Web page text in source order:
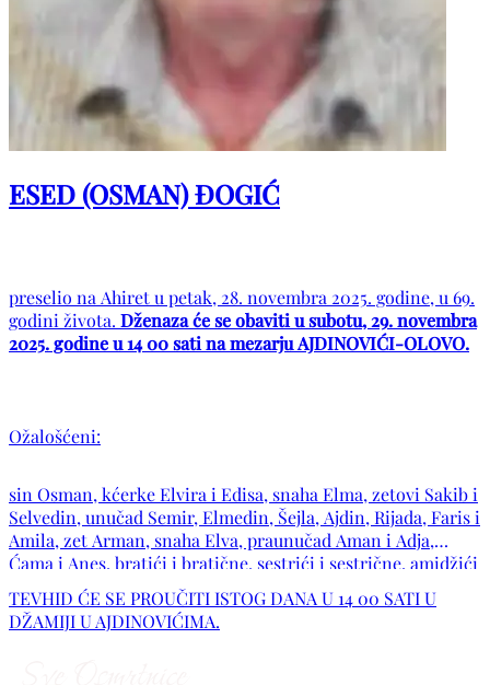
ESED (OSMAN) ĐOGIĆ
preselio na Ahiret u petak, 28. novembra 2025. godine, u 69.
godini života. Dženaza će se obaviti u subotu, 29. novembra
2025. godine u 14 00 sati na mezarju AJDINOVIĆI-OLOVO.
Ožalošćeni:
sin Osman, kćerke Elvira i Edisa, snaha Elma, zetovi Sakib i
Selvedin, unučad Semir, Elmedin, Šejla, Ajdin, Rijada, Faris i
Amila, zet Arman, snaha Elva, praunučad Aman i Adja,
Ćama i Anes, bratići i bratične, sestrići i sestrične, amidžići
i amidžične, daidžići i daidžične, te porodice Đogić, Čelik,
Džaferović, Ahmetović, Proha, Klačar, Husović, Gazdić,
Bašić, Brajan, Bjelić, Rapa i ostala brojna rodbina, prijatelji i
TEVHID ĆE SE PROUČITI ISTOG DANA U 14 00 SATI U
DŽAMIJI U AJDINOVIĆIMA.